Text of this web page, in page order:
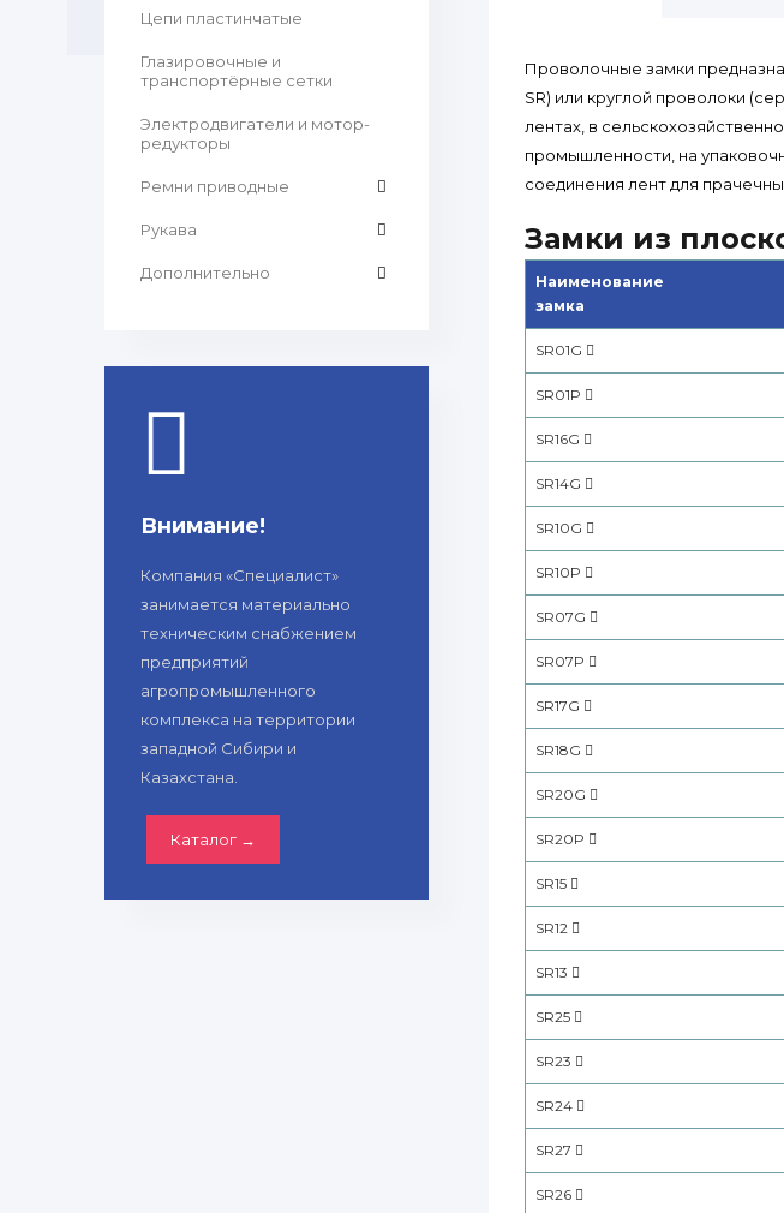
Проволочные замки
SR) или круглой проволоки
лентах, в
промышленности, на
соединения лент для
Замки из
Наименование
замка
SR01G
SR01P
SR16G
SR14G
SR10G
SR10P
SR07G
SR07P
SR17G
SR18G
SR20G
SR20P
SR15
SR12
SR13
SR25
SR23
SR24
SR27
SR26
Цепи пластинчатые
Глазировочные и
транспортёрные сетки
Электродвигатели и мотор-
редукторы
Ремни приводные
Рукава
Дополнительно
Внимание!
Компания «Специалист»
занимается материально
техническим снабжением
предприятий
агропромышленного
комплекса на территории
западной Сибири и
Казахстана.
Каталог →